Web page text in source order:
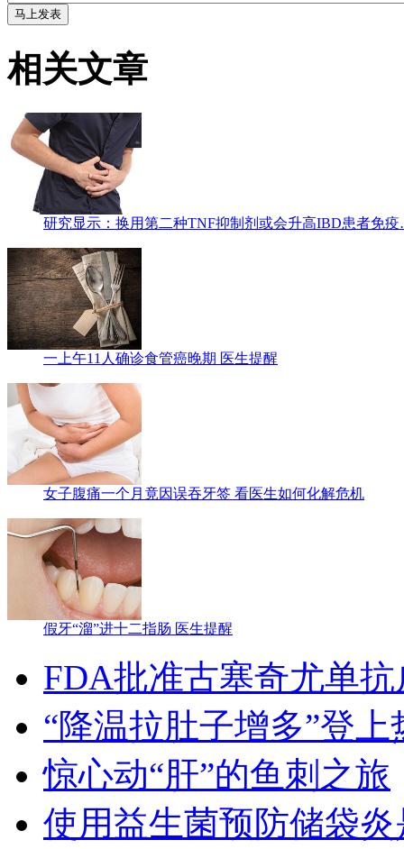
相关文章
研究显示：换用第二种TNF抑制剂或会升高IBD患者免
一上午11人确诊食管癌晚期 医生提醒
女子腹痛一个月竟因误吞牙签 看医生如何化解危机
假牙“溜”进十二指肠 医生提醒
FDA批准古塞奇尤单
“降温拉肚子增多”登
惊心动“肝”的鱼刺之旅
使用益生菌预防储袋